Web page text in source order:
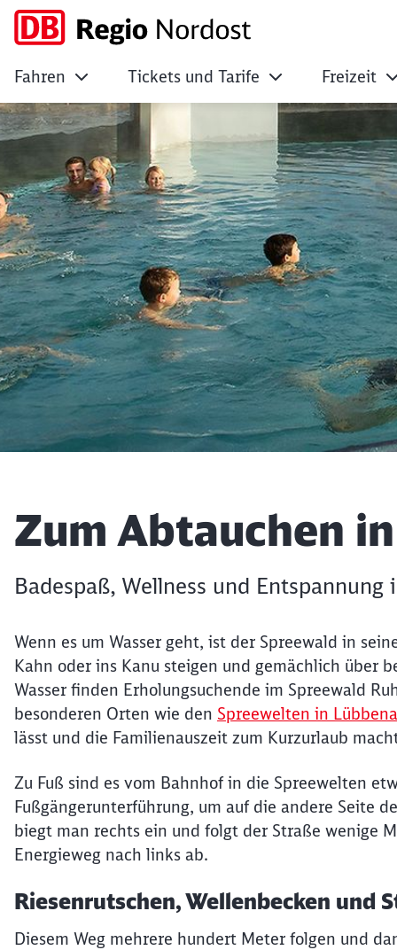
Zum Abtauchen in
Fahren Tickets und Tarife Freizeit
Artikel:
Zum Abtauchen
Badespaß, Wellness und
Wenn es um Wasser geht, ist der Spreewald in
Kahn oder ins Kanu steigen und gemächlich über
Wasser finden Erholungsuchende im Spreewald
besonderen Orten wie den Spreewelten in
lässt und die Familienauszeit zum Kurzurlaub
Zu Fuß sind es vom Bahnhof in die Spreewelten
Fußgängerunterführung, um auf die andere Seite
biegt man rechts ein und folgt der Straße wenige
Energieweg nach links ab.
Riesenrutschen, Wellenbecken und
Diesem Weg mehrere hundert Meter folgen und